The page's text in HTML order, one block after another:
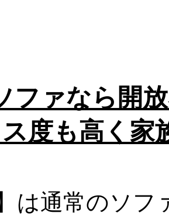
ファなら開
度も高く家
は通常のソ